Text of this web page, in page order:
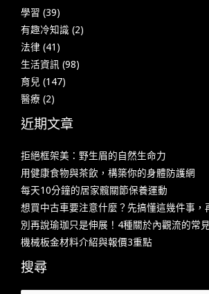
學習 (39)
有趣冷知識 (2)
法律 (41)
生活資訊 (98)
育兒 (147)
醫療 (2)
近期文章
拒絕框架美：野生眉的自然生命力
用健康食物與茶飲，構築你的身體防護網
每天10分鐘的居家髖關節保養運動
想買中古車要注意什麼？先搞懂這幾件事，
別再說瑜珈只是伸展！4種關於內觀流的常
機械板金材料介紹與報價3重點
搜尋